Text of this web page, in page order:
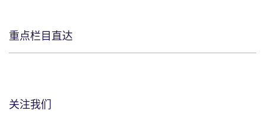
重点栏目直达
关注我们